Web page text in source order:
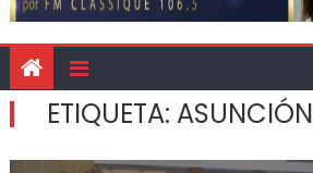
ETIQUETA: ASUNCIÓN